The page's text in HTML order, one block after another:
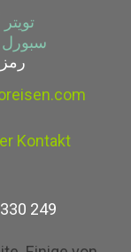
Kontakt
249